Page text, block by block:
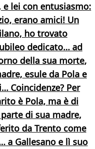
lei con entusiasmo:
erano amici! Un
ho trovato
dedicato… ad
della sua morte,
esule da Pola e
Coincidenze? Per
è Pola, ma è di
di sua madre,
da Trento come
a Gallesano e lì suo